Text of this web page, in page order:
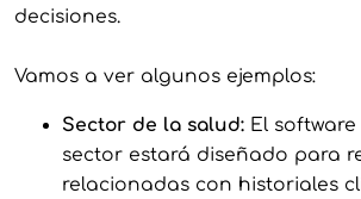
decisiones.
Vamos a ver algunos ejemplos:
Sector de la salud:El software
sector estará diseñado para
relacionadas con historiales